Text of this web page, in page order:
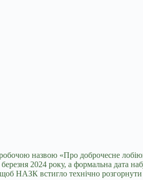
назвою «Про доброчесне
2024 року, а формальна дата
НАЗК встигло технічно